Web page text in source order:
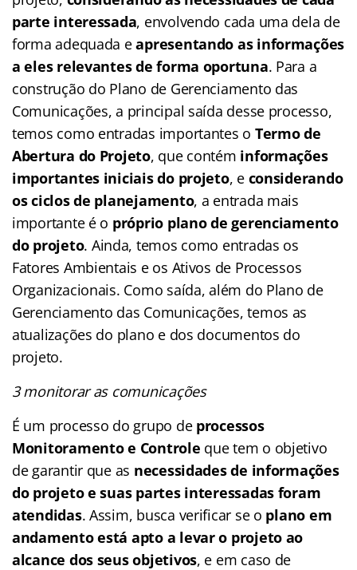
parte interessada, envolvendo cada uma dela de
forma adequada eapresentando as informações
a eles relevantes de forma oportuna. Para a
construção do Plano de Gerenciamento das
Comunicações, a principal saída desse processo,
temos como entradas importantes o Termo de
Abertura do Projeto, que contém informações
importantes iniciais do projeto, e considerando
os ciclos de planejamento, a entrada mais
importante é o próprio plano de gerenciamento
do projeto. Ainda, temos como entradas os
Fatores Ambientais e os Ativos de Processos
Organizacionais. Como saída, além do Plano de
Gerenciamento das Comunicações, temos as
atualizações do plano e dos documentos do
projeto.
3 monitorar as comunicações
É um processo do grupo de processos
Monitoramento e Controle que tem o objetivo
de garantir que as necessidades de informações
do projeto e suas partes interessadas foram
atendidas. Assim, busca verificar se o plano em
andamento está apto a levar o projeto ao
alcance dos seus objetivos, e em caso de